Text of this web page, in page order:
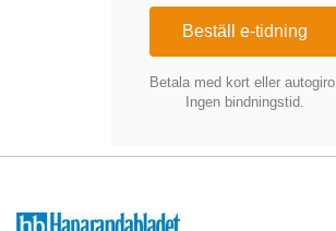
Beställ e-tidning
Betala med kort eller autogiro.
Ingen bindningstid.